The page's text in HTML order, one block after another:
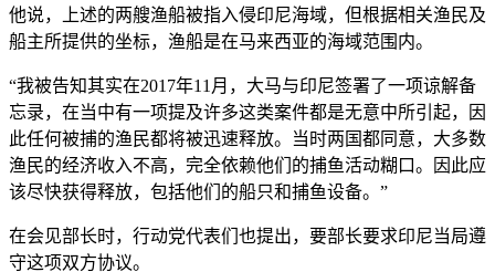
他说，上述的两艘渔船被指入侵印尼海域，但根据相关渔民及
船主所提供的坐标，渔船是在马来西亚的海域范围内。
“我被告知其实在2017年11月，大马与印尼签署了一项谅解备
忘录，在当中有一项提及许多这类案件都是无意中所引起，因
此任何被捕的渔民都将被迅速释放。当时两国都同意，大多数
渔民的经济收入不高，完全依赖他们的捕鱼活动糊口。因此应
该尽快获得释放，包括他们的船只和捕鱼设备。”
在会见部长时，行动党代表们也提出，要部长要求印尼当局遵
守这项双方协议。